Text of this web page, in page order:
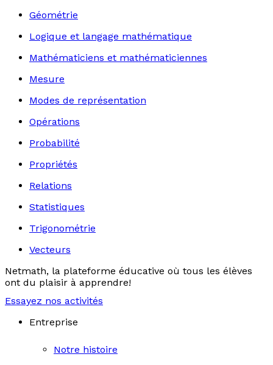
Géométrie
Logique et langage mathématique
Mathématiciens et mathématiciennes
Mesure
Modes de représentation
Opérations
Probabilité
Propriétés
Relations
Statistiques
Trigonométrie
Vecteurs
Netmath, la plateforme éducative où tous les élèves
ont du plaisir à apprendre!
Essayez nos activités
Entreprise
Notre histoire